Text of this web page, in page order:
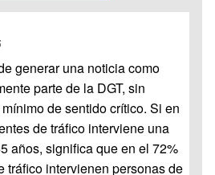
generar una noticia como
parte de la DGT, sin
de sentido crítico. Si en
de tráfico interviene una
años, significa que en el 72%
tráfico intervienen personas de